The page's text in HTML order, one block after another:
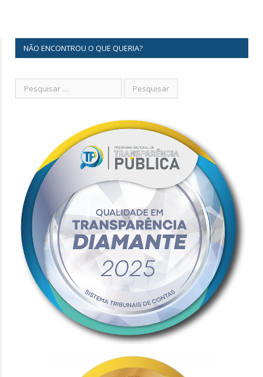
NÃO ENCONTROU O QUE QUERIA?